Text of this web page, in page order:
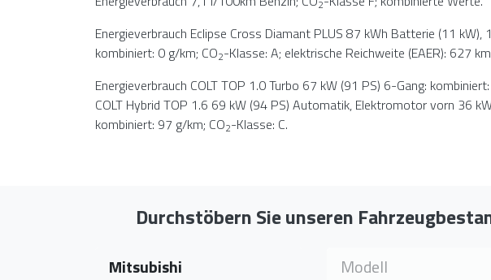
2
Energieverbrauch Eclipse Cross Diamant PLUS 87 kWh Batterie (11
kombiniert: 0 g/km; CO2-Klasse: A; elektrische Reichweite (EAER): 627
Energieverbrauch COLT TOP 1.0 Turbo 67 kW (91 PS) 6-Gang:
COLT Hybrid TOP 1.6 69 kW (94 PS) Automatik, Elektromotor vorn 36
kombiniert: 97 g/km; CO2-Klasse: C.
Durchstöbern Sie unseren
Marke wählen
Mitsubishi Modell wählen
Modell